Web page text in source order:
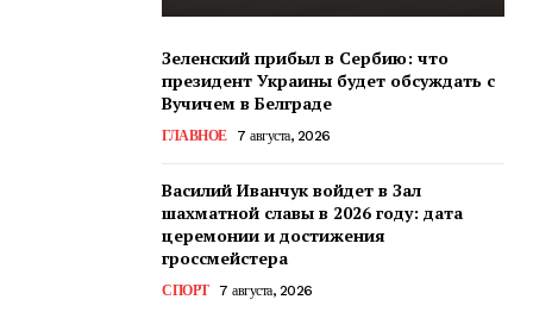
Зеленский прибыл в Сербию: что
президент Украины будет обсуждать с
Вучичем в Белграде
ГЛАВНОЕ 7 августа, 2026
Василий Иванчук войдет в Зал
шахматной славы в 2026 году: дата
церемонии и достижения
гроссмейстера
СПОРТ 7 августа, 2026